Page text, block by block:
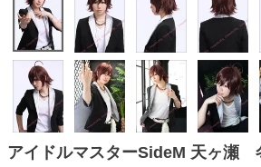
アイドルマスターSideM 天ヶ瀬